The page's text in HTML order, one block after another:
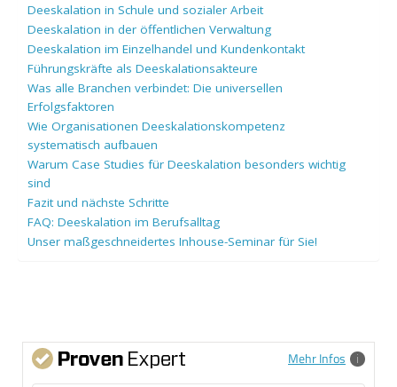
Deeskalation in Schule und sozialer Arbeit
Deeskalation in der öffentlichen Verwaltung
Deeskalation im Einzelhandel und Kundenkontakt
Führungskräfte als Deeskalationsakteure
Was alle Branchen verbindet: Die universellen
Erfolgsfaktoren
Wie Organisationen Deeskalationskompetenz
systematisch aufbauen
Warum Case Studies für Deeskalation besonders wichtig
sind
Fazit und nächste Schritte
FAQ: Deeskalation im Berufsalltag
Unser maßgeschneidertes Inhouse-Seminar für Sie!
Mehr Infos